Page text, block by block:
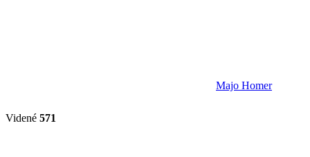
Majo Homer
Videné 571